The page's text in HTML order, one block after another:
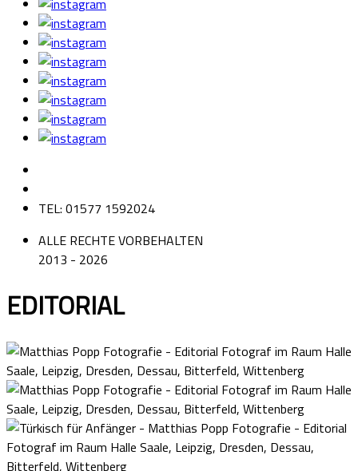
TEL: 01577 1592024
ALLE RECHTE VORBEHALTEN
2013 - 2026
EDITORIAL